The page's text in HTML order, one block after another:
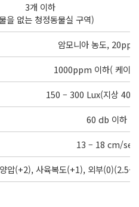
3개 이하
을 없는 청정동물실 구역)
암모니아 농도,
1000ppm 이하( 케이
150 – 300 Lux(지상 40
60 db 이하
13 – 18 cm/sec
압(+2), 사육복도(+1), 외부